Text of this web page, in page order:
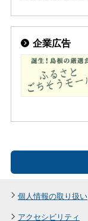
企業広告
個人情報の取り扱い
アクセシビリティ